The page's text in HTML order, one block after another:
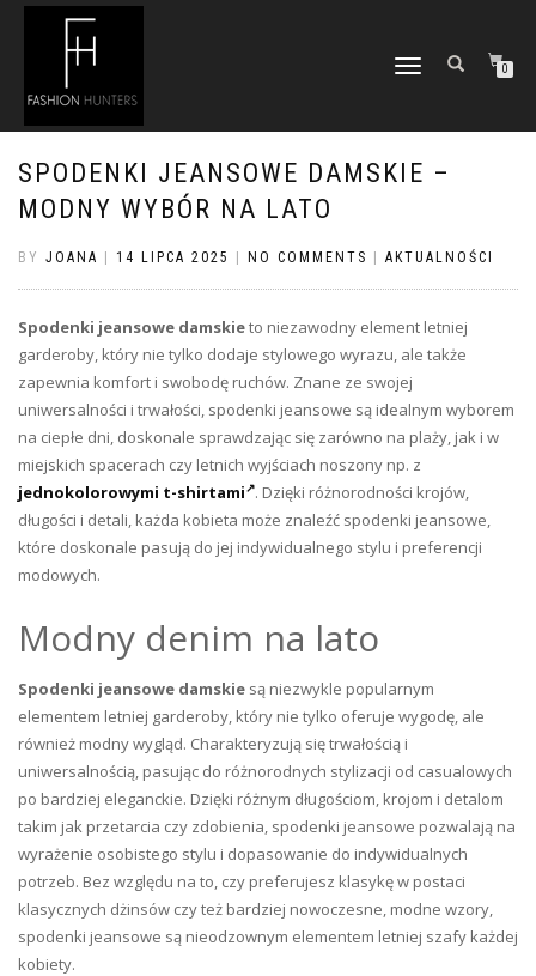
TOGGLE
0
SPODENKI JEANSOWE DAMSKIE –
MODNY WYBÓR NA LATO
BY JOANA 14 LIPCA 2025 NO COMMENTS AKTUALNOŚCI
Spodenki jeansowe damskieto niezawodny element letniej
garderoby, który nie tylko dodaje stylowego wyrazu, ale także
zapewnia komfort i swobodę ruchów. Znane ze swojej
uniwersalności i trwałości, spodenki jeansowe są idealnym wyborem
na ciepłe dni, doskonale sprawdzając się zarówno na plaży, jak i w
miejskich spacerach czy letnich wyjściach noszony np. z
jednokolorowymi t-shirtami . Dzięki różnorodności krojów,
długości i detali, każda kobieta może znaleźć spodenki jeansowe,
które doskonale pasują do jej indywidualnego stylu i preferencji
modowych.
Modny denim na lato
Spodenki jeansowe damskie są niezwykle popularnym
elementem letniej garderoby, który nie tylko oferuje wygodę, ale
również modny wygląd. Charakteryzują się trwałością i
uniwersalnością, pasując do różnorodnych stylizacji od casualowych
po bardziej eleganckie. Dzięki różnym długościom, krojom i detalom
takim jak przetarcia czy zdobienia, spodenki jeansowe pozwalają na
wyrażenie osobistego stylu i dopasowanie do indywidualnych
potrzeb. Bez względu na to, czy preferujesz klasykę w postaci
klasycznych dżinsów czy też bardziej nowoczesne, modne wzory,
spodenki jeansowe są nieodzownym elementem letniej szafy każdej
kobiety.